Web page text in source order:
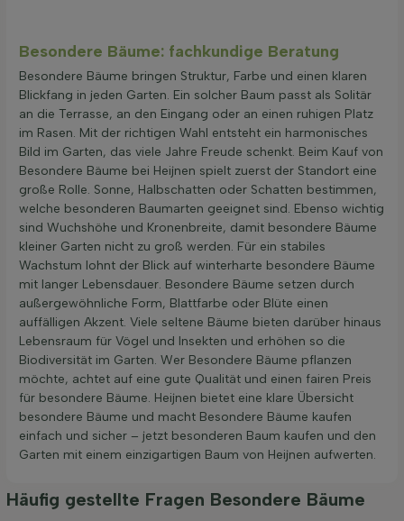
Besondere Bäume: fachkundige Beratung
Besondere Bäume bringen Struktur, Farbe und einen klaren
Blickfang in jeden Garten. Ein solcher Baum passt als Solitär
an die Terrasse, an den Eingang oder an einen ruhigen Platz
im Rasen. Mit der richtigen Wahl entsteht ein harmonisches
Bild im Garten, das viele Jahre Freude schenkt. Beim Kauf von
Besondere Bäume bei Heijnen spielt zuerst der Standort eine
große Rolle. Sonne, Halbschatten oder Schatten bestimmen,
welche besonderen Baumarten geeignet sind. Ebenso wichtig
sind Wuchshöhe und Kronenbreite, damit besondere Bäume
kleiner Garten nicht zu groß werden. Für ein stabiles
Wachstum lohnt der Blick auf winterharte besondere Bäume
mit langer Lebensdauer. Besondere Bäume setzen durch
außergewöhnliche Form, Blattfarbe oder Blüte einen
auffälligen Akzent. Viele seltene Bäume bieten darüber hinaus
Lebensraum für Vögel und Insekten und erhöhen so die
Biodiversität im Garten. Wer Besondere Bäume pflanzen
möchte, achtet auf eine gute Qualität und einen fairen Preis
für besondere Bäume. Heijnen bietet eine klare Übersicht
besondere Bäume und macht Besondere Bäume kaufen
einfach und sicher – jetzt besonderen Baum kaufen und den
Garten mit einem einzigartigen Baum von Heijnen aufwerten.
Häufig gestellte Fragen Besondere Bäume